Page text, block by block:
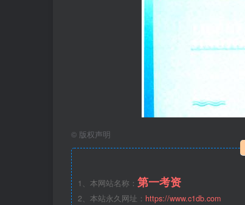
© 版权声明
1、本网站名称： 第一考资
2、本站永久网址： https://www.c1db.com